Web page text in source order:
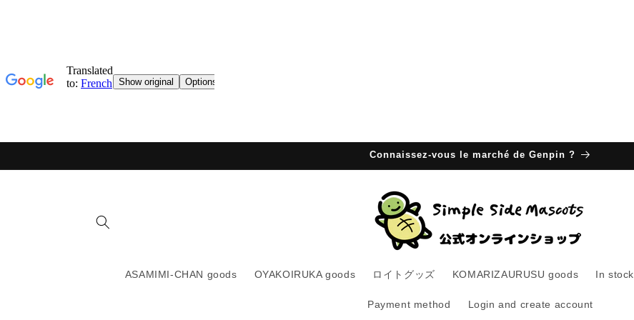
Connaissez-vous le marché de Genpin ?
ASAMIMI-CHAN goods OYAKOIRUKA goods ロイトグッズ KOMARIZAURUSU goods In
Payment method Login and create account